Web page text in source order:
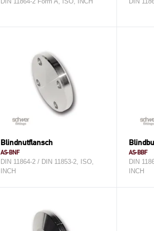
Blindnutflansch
AS-BNF
DIN 11864-2 / DIN 11853-2, ISO,
INCH
AS-BBF
DIN
INCH